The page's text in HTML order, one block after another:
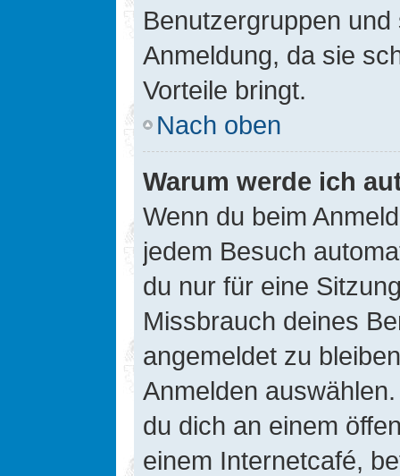
Benutzergruppen
Anmeldung, da sie
Vorteile bringt.
Nach oben
Warum werde ich
Wenn du beim
jedem Besuch
du nur für eine
Missbrauch deines
angemeldet zu
Anmelden
du dich an einem
einem Internetcafé,